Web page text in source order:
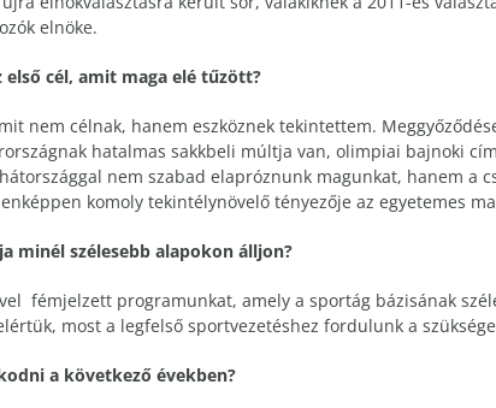
elnöke.
cél, amit maga elé tűzött?
nem célnak, hanem eszköznek tekintettem.
hatalmas sakkbeli múltja van, olimpiai bajnoki
nem szabad elapróznunk magunkat, hanem a
komoly tekintélynövelő tényezője az egyetemes
minél szélesebb alapokon álljon?
fémjelzett programunkat, amely a sportág bázisának
most a legfelső sportvezetéshez fordulunk a
a következő években?